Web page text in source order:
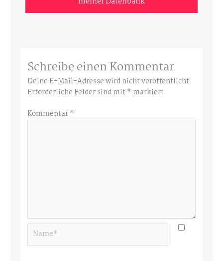
Schreibe einen Kommentar
Deine E-Mail-Adresse wird nicht veröffentlicht.
Erforderliche Felder sind mit* markiert
Kommentar*
Name*